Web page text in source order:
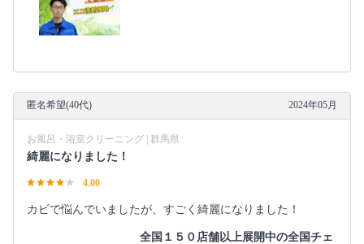
匿名希望(40代) 2024年05月
お風呂・浴室クリーニング | 群馬県
綺麗になりました！
4.00
カビで悩んでいましたが、すごく綺麗になりました！
全国１５０店舗以上展開中の全国チェ